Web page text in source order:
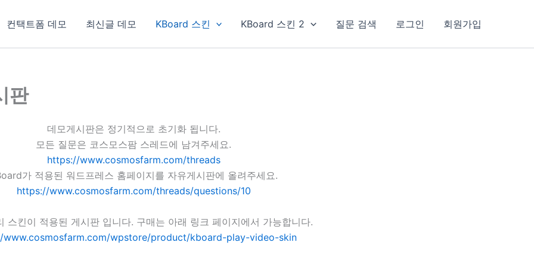
컨택트폼 데모 최신글 데모 KBoard 스킨 KBoard 스킨 2 질문 검색 로그인 회원가입
판
데모게시판은 정기적으로 초기화 됩니다.
모든 질문은 코스모스팜 스레드에 남겨주세요.
https://www.cosmosfarm.com/threads
가 적용된 워드프레스 홈페이지를 자유게시판에 올려주세요.
https://www.cosmosfarm.com/threads/questions/10
스킨이 적용된 게시판 입니다. 구매는 아래 링크 페이지에서 가능합니다.
wpstore/product/kboard-play-video-skin